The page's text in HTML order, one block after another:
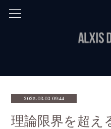
2025.03.02 09:44
理論限界を超え